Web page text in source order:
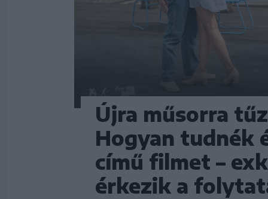
Újra műsorra
Hogyan tudnék
című filmet –
érkezik a